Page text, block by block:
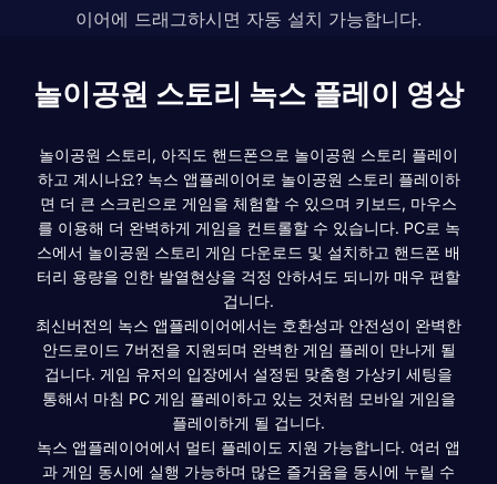
이어에 드래그하시면 자동 설치 가능합니다.
놀이공원 스토리 녹스 플레이 영상
놀이공원 스토리, 아직도 핸드폰으로 놀이공원 스토리 플레이
하고 계시나요? 녹스 앱플레이어로 놀이공원 스토리 플레이하
면 더 큰 스크린으로 게임을 체험할 수 있으며 키보드, 마우스
를 이용해 더 완벽하게 게임을 컨트롤할 수 있습니다. PC로 녹
스에서 놀이공원 스토리 게임 다운로드 및 설치하고 핸드폰 배
터리 용량을 인한 발열현상을 걱정 안하셔도 되니까 매우 편할
겁니다.
최신버전의 녹스 앱플레이어에서는 호환성과 안전성이 완벽한
안드로이드 7버전을 지원되며 완벽한 게임 플레이 만나게 될
겁니다. 게임 유저의 입장에서 설정된 맞춤형 가상키 세팅을
통해서 마침 PC 게임 플레이하고 있는 것처럼 모바일 게임을
플레이하게 될 겁니다.
녹스 앱플레이어에서 멀티 플레이도 지원 가능합니다. 여러 앱
과 게임 동시에 실행 가능하며 많은 즐거움을 동시에 누릴 수